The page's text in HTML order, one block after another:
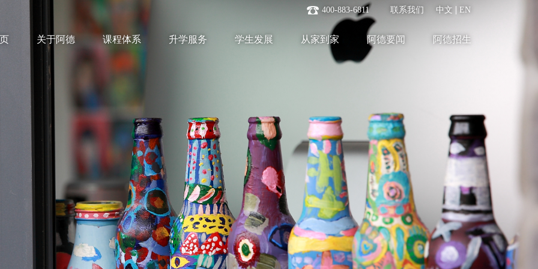
EN
中文
联系我们
400-883-6811
关于阿德 课程体系 升学服务 学生发展 从家到家 阿德要闻 阿德招生